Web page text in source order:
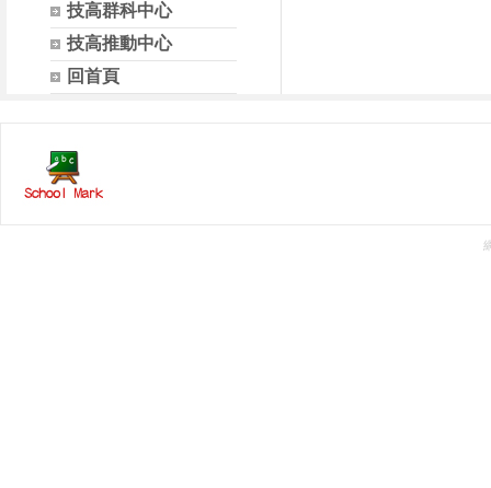
技高群科中心
技高推動中心
回首頁